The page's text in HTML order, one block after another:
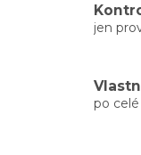
jen
po celé